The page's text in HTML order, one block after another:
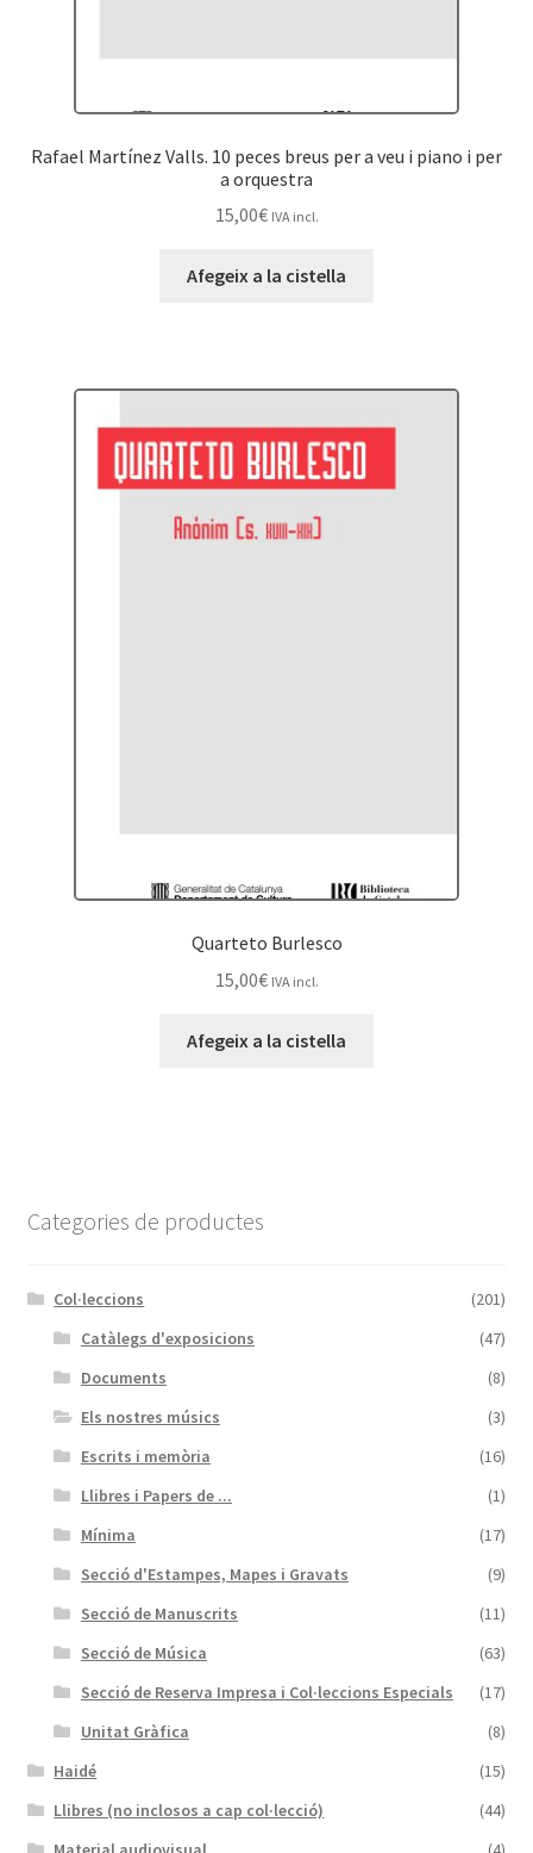
Rafael Martínez Valls. 10 peces breus per a veu i piano i per
a orquestra
15,00€ IVA incl.
Afegeix a la cistella
Quarteto Burlesco
15,00€ IVA incl.
Afegeix a la cistella
Categories de productes
Col·leccions
(201)
Catàlegs d'exposicions
(47)
Documents
(8)
Els nostres músics
(3)
Escrits i memòria
(16)
Llibres i Papers de ...
(1)
Mínima
(17)
Secció d'Estampes, Mapes i Gravats
(9)
Secció de Manuscrits
(11)
Secció de Música
(63)
Secció de Reserva Impresa i Col·leccions Especials
(17)
Unitat Gràfica
(8)
Haidé
(15)
Llibres (no inclosos a cap col·lecció)
(44)